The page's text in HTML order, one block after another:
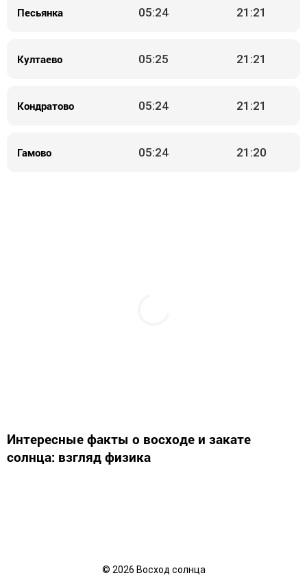
Песьянка 05:24 21:21
Култаево 05:25 21:21
Кондратово 05:24 21:21
Гамово 05:24 21:20
Интересные факты о восходе и закате
солнца: взгляд физика
© 2026 Восход солнца